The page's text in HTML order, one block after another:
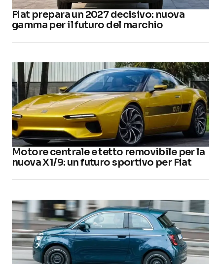
Fiat prepara un 2027 decisivo: nuova
gamma per il futuro del marchio
Motore centrale e tetto removibile per la
nuova X1/9: un futuro sportivo per Fiat